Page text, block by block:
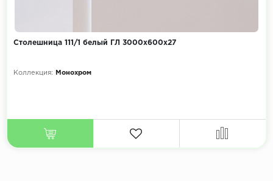
Столешница 111/1 белый ГЛ 3000х600х27
Коллекция: Монохром